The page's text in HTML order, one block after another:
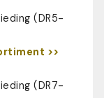
(DR5-
>>
(DR7-